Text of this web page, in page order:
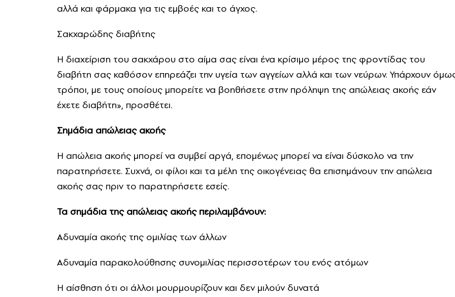
αλλά και φάρμακα για τις εμβοές και το άγχος.
Σακχαρώδης διαβήτης
Η διαχείριση του σακχάρου στο αίμα σας είναι ένα κρίσιμο μέρος της φροντίδας του
διαβήτη σας καθόσον επηρεάζει την υγεία των αγγείων αλλά και των νεύρων. Υπάρχουν
τρόποι, με τους οποίους μπορείτε να βοηθήσετε στην πρόληψη της απώλειας ακοής εάν
έχετε διαβήτη», προσθέτει.
Σημάδια απώλειας ακοής
Η απώλεια ακοής μπορεί να συμβεί αργά, επομένως μπορεί να είναι δύσκολο να την
παρατηρήσετε. Συχνά, οι φίλοι και τα μέλη της οικογένειας θα επισημάνουν την απώλεια
ακοής σας πριν το παρατηρήσετε εσείς.
Τα σημάδια της απώλειας ακοής περιλαμβάνουν:
Αδυναμία ακοής της ομιλίας των άλλων
Αδυναμία παρακολούθησης συνομιλίας περισσοτέρων του ενός ατόμων
Η αίσθηση ότι οι άλλοι μουρμουρίζουν και δεν μιλούν δυνατά